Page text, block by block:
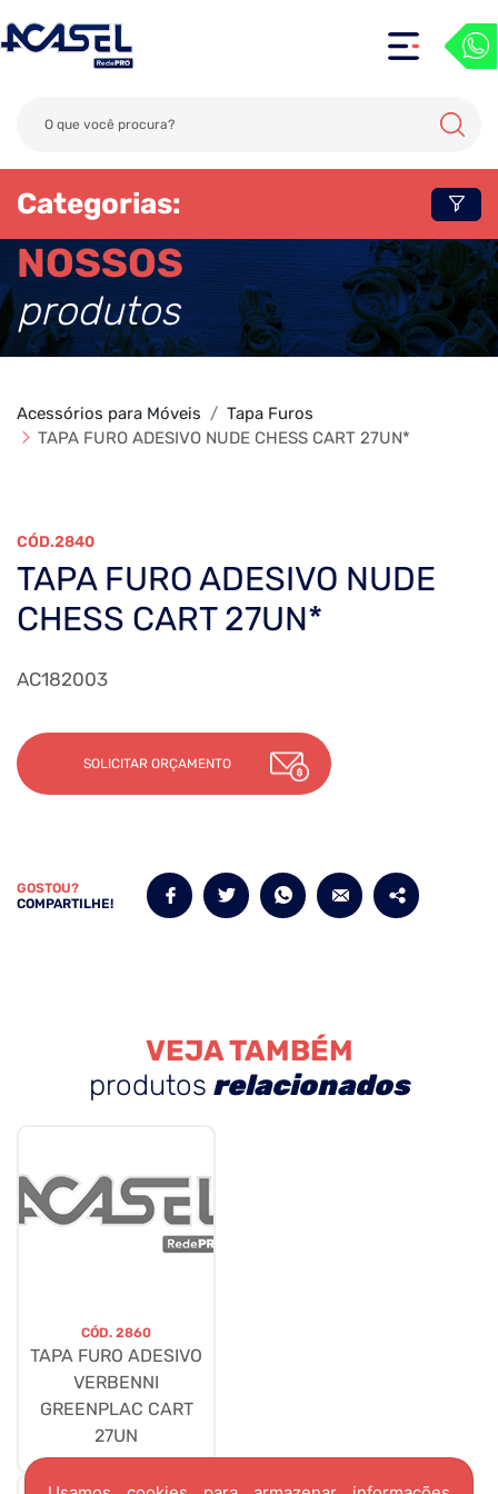
Categorias:
NOSSOS
produtos
Acessórios para Móveis
Tapa Furos
TAPA FURO ADESIVO NUDE CHESS CART 27UN*
2840
TAPA FURO ADESIVO NUDE
CHESS CART 27UN*
AC182003
SOLICITAR ORÇAMENTO
GOSTOU?
COMPARTILHE!
VEJA TAMBÉM
produtos relacionados
CÓD. 2860
TAPA FURO ADESIVO
VERBENNI
GREENPLAC CART
27UN